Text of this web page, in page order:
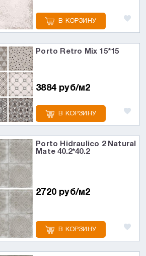
В КОРЗИНУ
Porto Retro Mix 15*15
3884 руб/м2
В КОРЗИНУ
Porto Hidraulico 2 Natural
Mate 40.2*40.2
2720 руб/м2
В КОРЗИНУ